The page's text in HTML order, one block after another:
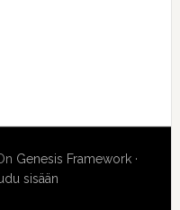
Genesis Framework ·
sisään